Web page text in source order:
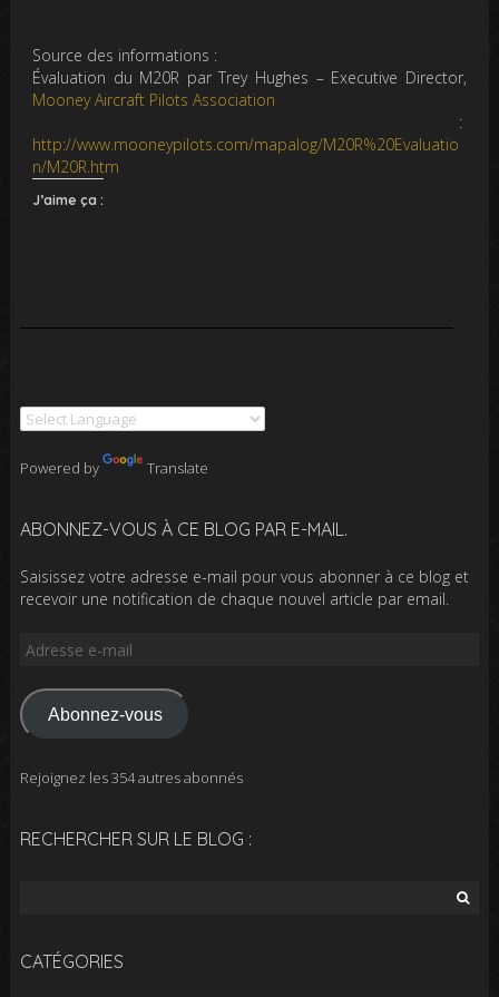
Source des informations :
Évaluation du M20R par Trey Hughes – Executive Director,
Mooney Aircraft Pilots Association
:
http://www.mooneypilots.com/mapalog/M20R%20Evaluatio
n/M20R.htm
J’aime ça :
Powered by Translate
ABONNEZ-VOUS À CE BLOG PAR E-MAIL.
Saisissez votre adresse e-mail pour vous abonner à ce blog et
recevoir une notification de chaque nouvel article par email.
Adresse
mail
Abonnez-vous
Rejoignez les 354 autres abonnés
RECHERCHER SUR LE BLOG :
CATÉGORIES